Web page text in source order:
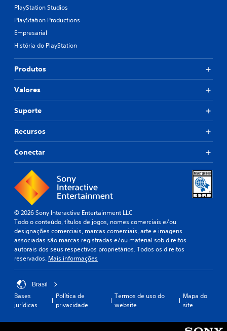
PlayStation Studios
PlayStation Productions
Empresarial
História do PlayStation
Produtos
Valores
Suporte
Recursos
Conectar
© 2026 Sony Interactive Entertainment LLC
Todo o conteúdo, títulos de jogos, nomes comerciais e/ou
designações comerciais, marcas comerciais, arte e imagens
associadas são marcas registradas e/ou material sob direitos
autorais dos seus respectivos proprietários. Todos os direitos
reservados. Mais informações
Brasil
Bases
jurídicas
Política de
privacidade
Termos de uso do
website
Mapa do
site